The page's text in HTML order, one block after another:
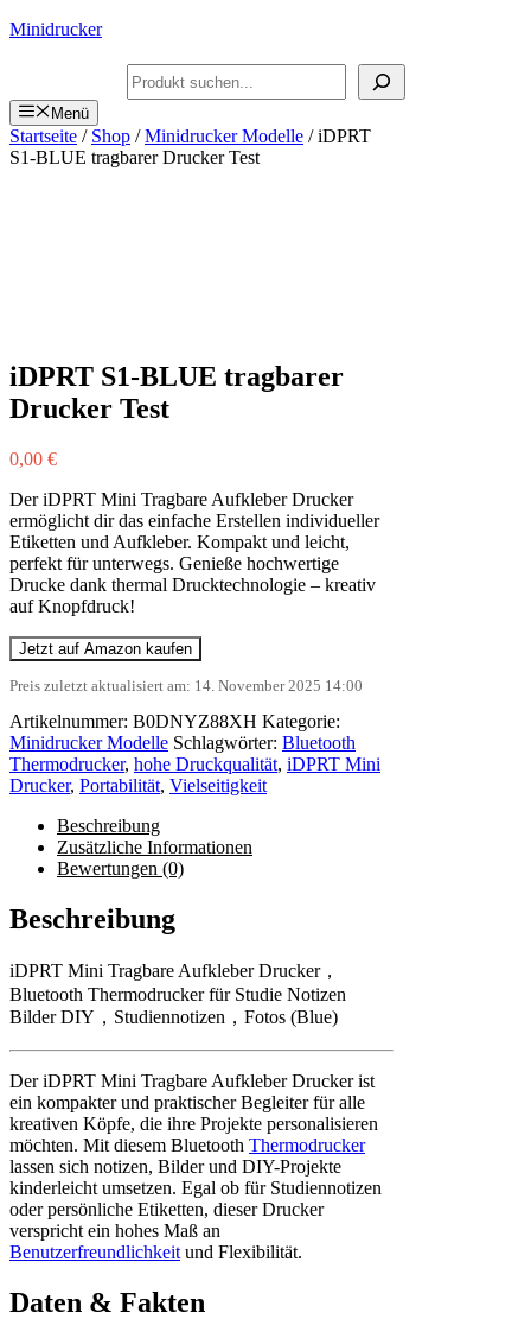
Zum
Minidrucker
Suchen
Menü
Startseite / Shop /Minidrucker Modelle / iDPRT
S1-BLUE tragbarer Drucker Test
iDPRT S1-BLUE tragbarer
Drucker Test
0,00 €
Der iDPRT Mini Tragbare Aufkleber Drucker
ermöglicht dir das einfache Erstellen individueller
Etiketten und Aufkleber. Kompakt und leicht,
perfekt für unterwegs. Genieße hochwertige
Drucke dank thermal Drucktechnologie – kreativ
auf Knopfdruck!
Jetzt auf Amazon kaufen
Preis zuletzt aktualisiert am: 14. November 2025 14:00
Artikelnummer: B0DNYZ88XH Kategorie:
Minidrucker Modelle Schlagwörter: Bluetooth
Thermodrucker, hohe Druckqualität, iDPRT Mini
Drucker, Portabilität, Vielseitigkeit
Beschreibung
Zusätzliche Informationen
Bewertungen (0)
Beschreibung
iDPRT Mini Tragbare Aufkleber Drucker，
Bluetooth Thermodrucker für Studie Notizen
Bilder DIY，Studiennotizen，Fotos (Blue)
Der iDPRT Mini Tragbare Aufkleber Drucker ist
ein kompakter und praktischer Begleiter für alle
kreativen Köpfe, die ihre Projekte personalisieren
möchten. Mit diesem Bluetooth Thermodrucker
lassen sich notizen, Bilder und DIY-Projekte
kinderleicht umsetzen. Egal ob für Studiennotizen
oder persönliche Etiketten, dieser Drucker
verspricht ein hohes Maß an
Benutzerfreundlichkeit und Flexibilität.
Daten & Fakten